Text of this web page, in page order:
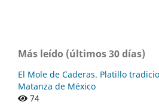
Más leído (últimos 30 días)
El Mole de Caderas. Platillo
Matanza de México
74